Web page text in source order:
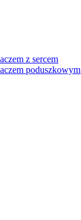
z sercem
poduszkowym